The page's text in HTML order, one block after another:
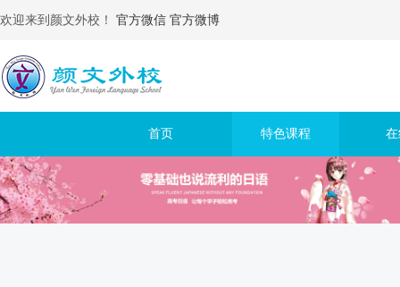
欢迎来到颜文外校！ 官方微信 官方微博
首页 特色课程